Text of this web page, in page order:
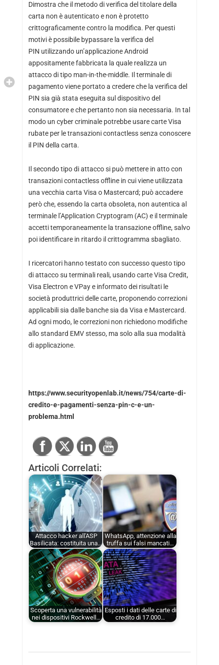
Dimostra che il metodo di verifica del titolare della
carta non è autenticato e non è protetto
crittograficamente contro la modifica. Per questi
motivi è possibile bypassare la verifica del
PIN utilizzando un’applicazione Android
appositamente fabbricata la quale realizza un
attacco di tipo man-in-the-middle. Il terminale di
pagamento viene portato a credere che la verifica del
PIN sia già stata eseguita sul dispositivo del
consumatore e che pertanto non sia necessaria. In tal
modo un cyber criminale potrebbe usare carte Visa
rubate per le transazioni contactless senza conoscere
il PIN della carta.
Il secondo tipo di attacco si può mettere in atto con
transazioni contactless offline in cui viene utilizzata
una vecchia carta Visa o Mastercard; può accadere
però che, essendo la carta obsoleta, non autentica al
terminale l’Application Cryptogram (AC) e il terminale
accetti temporaneamente la transazione offline, salvo
poi identificare in ritardo il crittogramma sbagliato.
I ricercatori hanno testato con successo questo tipo
di attacco su terminali reali, usando carte Visa Credit,
Visa Electron e VPay e informato dei risultati le
società produttrici delle carte, proponendo correzioni
applicabili sia dalle banche sia da Visa e Mastercard.
Ad ogni modo, le correzioni non richiedono modifiche
allo standard EMV stesso, ma solo alla sua modalità
di applicazione.
https://www.securityopenlab.it/news/754/carte-di-
credito-e-pagamenti-senza-pin-c-e-un-
problema.html
Articoli Correlati:
Attacco hacker all'ASP
Basilicata: costituita una…
WhatsApp, attenzione alla
truffa sui falsi mancati…
Scoperta una vulnerabilità
nei dispositivi Rockwell…
Esposti i dati delle carte di
credito di 17.000…